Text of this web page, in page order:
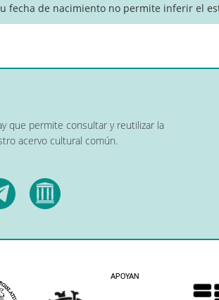
fecha de nacimiento no permite inferir el
que permite consultar y reutilizar la
acervo cultural común.